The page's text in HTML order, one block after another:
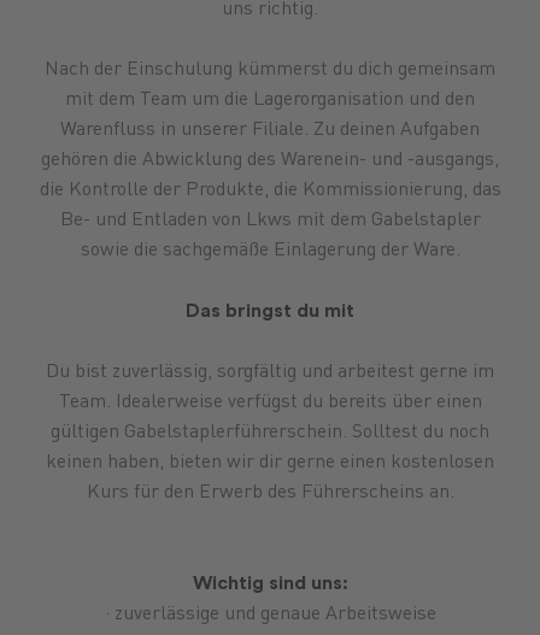
Treibstoffe
Brennstoffe
uns richtig.
Nach der Einschulung kümmerst du dich gemeinsam
mit dem Team um die Lagerorganisation und den
Warenfluss in unserer Filiale. Zu deinen Aufgaben
gehören die Abwicklung des Warenein- und -ausgangs,
die Kontrolle der Produkte, die Kommissionierung, das
Be- und Entladen von Lkws mit dem Gabelstapler
sowie die sachgemäße Einlagerung der Ware.
Das bringst du mit
Du bist zuverlässig, sorgfältig und arbeitest gerne im
Team. Idealerweise verfügst du bereits über einen
gültigen Gabelstaplerführerschein. Solltest du noch
keinen haben, bieten wir dir gerne einen kostenlosen
Kurs für den Erwerb des Führerscheins an.
Wichtig sind uns:
· zuverlässige und genaue Arbeitsweise